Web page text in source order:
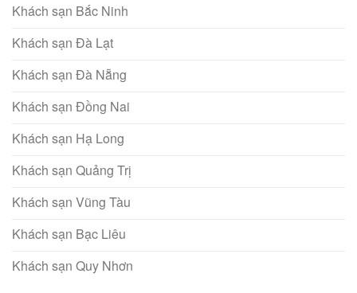
Khách sạn Bắc Ninh
Khách sạn Đà Lạt
Khách sạn Đà Nẵng
Khách sạn Đồng Nai
Khách sạn Hạ Long
Khách sạn Quảng Trị
Khách sạn Vũng Tàu
Khách sạn Bạc Liêu
Khách sạn Quy Nhơn